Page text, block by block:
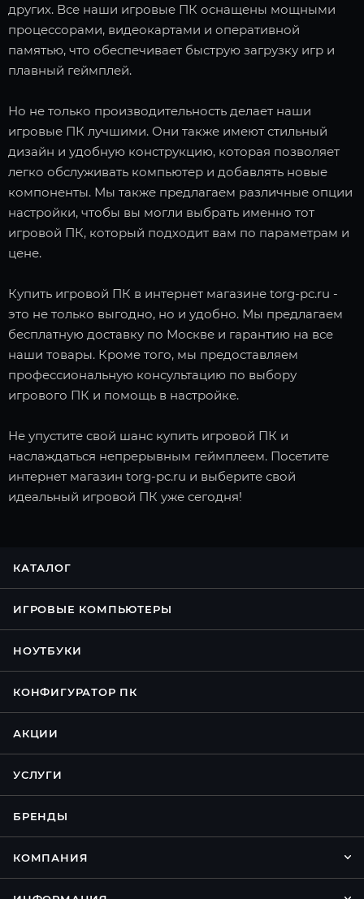
других. Все наши игровые ПК оснащены мощными
процессорами, видеокартами и оперативной
памятью, что обеспечивает быструю загрузку игр и
плавный геймплей.
Но не только производительность делает наши
игровые ПК лучшими. Они также имеют стильный
дизайн и удобную конструкцию, которая позволяет
легко обслуживать компьютер и добавлять новые
компоненты. Мы также предлагаем различные опции
настройки, чтобы вы могли выбрать именно тот
игровой ПК, который подходит вам по параметрам и
цене.
Купить игровой ПК в интернет магазине torg-pc.ru -
это не только выгодно, но и удобно. Мы предлагаем
бесплатную доставку по Москве и гарантию на все
наши товары. Кроме того, мы предоставляем
профессиональную консультацию по выбору
игрового ПК и помощь в настройке.
Не упустите свой шанс купить игровой ПК и
наслаждаться непрерывным геймплеем. Посетите
интернет магазин torg-pc.ru и выберите свой
идеальный игровой ПК уже сегодня!
КАТАЛОГ
ИГРОВЫЕ КОМПЬЮТЕРЫ
НОУТБУКИ
КОНФИГУРАТОР ПК
АКЦИИ
УСЛУГИ
БРЕНДЫ
КОМПАНИЯ